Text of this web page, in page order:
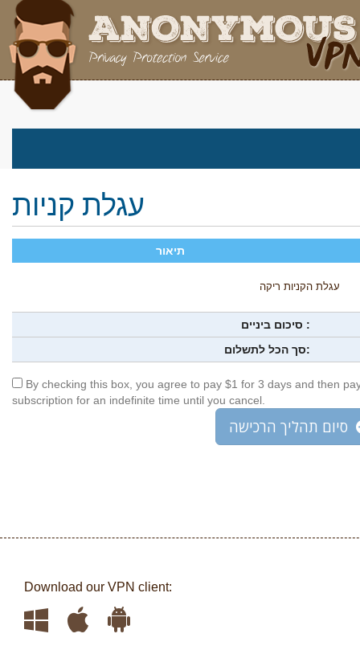
עגלת קניות
תיאור
עגלת הקניות ריקה
סיכום ביניים :
סך הכל לתשלום:
By checking this box, you agree to pay $1 for 3 days and then
subscription for an indefinite time until you cancel.
Download our VPN client: